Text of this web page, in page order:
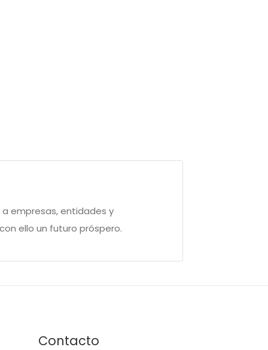
empresas, entidades y
ello un futuro próspero.
Contacto